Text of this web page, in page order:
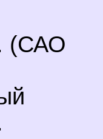
(САО